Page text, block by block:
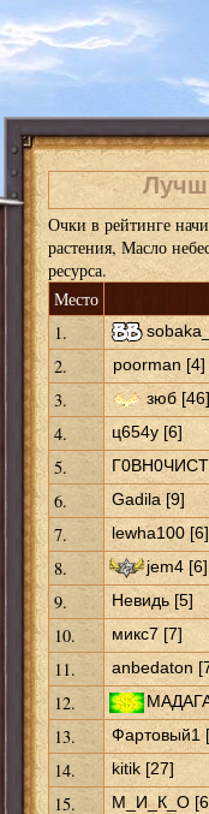
Очки в рейтинге
растения, Масло
ресурса.
Место
1.
2. poorman [4]
3. зюб [46]
4. ц654у [6]
5.
6. Gadila [9]
7. lewha100 [6]
8. jem4 [6]
9. Невидь [5]
10. микс7 [7]
11. anbedaton
12.
13. Фартовый1
14. kitik [27]
15. М_И_К_О